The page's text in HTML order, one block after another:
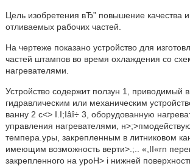
Цель изобретения вЂ” повышение качества и
отливаемых рабочих частей.
На чертеже показано устройство для
частей штампов во время охлаждения со
нагревателями.
Устройство содержит ползун 1, приводимый
гидравлическим или механическим
ванну 2 с<> I.I;Iâî÷ 3, оборудованную
управления нагревателями,
темпера.уры, закрепленным в литниковом
имеющим возможность верти>.;.. «,II«rn
закрепленного на ypoH> i нижней